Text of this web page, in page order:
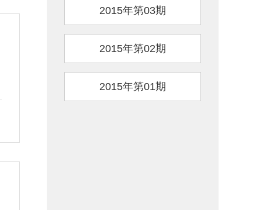
2015年第03期
2015年第02期
2015年第01期